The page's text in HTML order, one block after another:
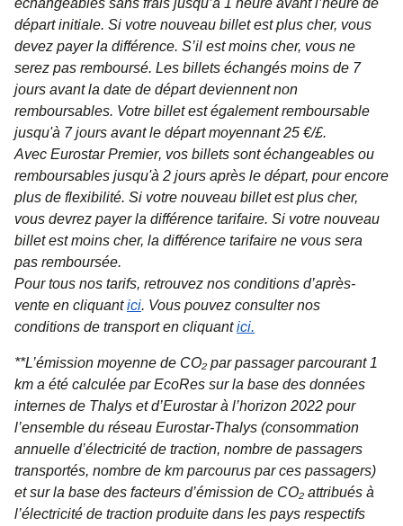
échangeables sans frais jusqu’à 1 heure avant l’heure de
départ initiale. Si votre nouveau billet est plus cher, vous
devez payer la différence. S’il est moins cher, vous ne
serez pas remboursé. Les billets échangés moins de 7
jours avant la date de départ deviennent non
remboursables. Votre billet est également remboursable
jusqu'à 7 jours avant le départ moyennant 25 €/£.
Avec Eurostar Premier, vos billets sont échangeables ou
remboursables jusqu'à 2 jours après le départ, pour encore
plus de flexibilité. Si votre nouveau billet est plus cher,
vous devrez payer la différence tarifaire. Si votre nouveau
billet est moins cher, la différence tarifaire ne vous sera
pas remboursée.
Pour tous nos tarifs, retrouvez nos conditions d’après-
vente en cliquantici. Vous pouvez consulter nos
conditions de transport en cliquantici.
**L’émission moyenne de CO₂ par passager parcourant 1
km a été calculée par EcoRes sur la base des données
internes de Thalys et d’Eurostar à l’horizon 2022 pour
l’ensemble du réseau Eurostar-Thalys (consommation
annuelle d’électricité de traction, nombre de passagers
transportés, nombre de km parcourus par ces passagers)
et sur la base des facteurs d’émission de CO₂ attribués à
l’électricité de traction produite dans les pays respectifs